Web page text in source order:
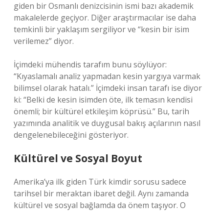
giden bir Osmanlı denizcisinin ismi bazı akademik
makalelerde geçiyor. Diğer araştırmacılar ise daha
temkinli bir yaklaşım sergiliyor ve “kesin bir isim
verilemez” diyor.
İçimdeki mühendis tarafım bunu söylüyor:
“Kıyaslamalı analiz yapmadan kesin yargıya varmak
bilimsel olarak hatalı.” İçimdeki insan tarafı ise diyor
ki: “Belki de kesin isimden öte, ilk temasın kendisi
önemli; bir kültürel etkileşim köprüsü.” Bu, tarih
yazımında analitik ve duygusal bakış açılarının nasıl
dengelenebileceğini gösteriyor.
Kültürel ve Sosyal Boyut
Amerika’ya ilk giden Türk kimdir sorusu sadece
tarihsel bir meraktan ibaret değil. Aynı zamanda
kültürel ve sosyal bağlamda da önem taşıyor. O